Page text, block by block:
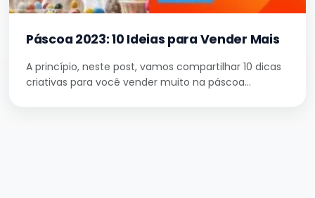
Páscoa 2023: 10 Ideias para Vender Mais
A princípio, neste post, vamos compartilhar 10 dicas
criativas para você vender muito na páscoa…